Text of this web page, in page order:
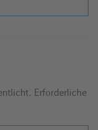
Erforderliche